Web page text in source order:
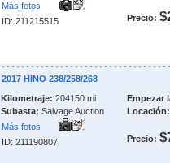
Más fotos
ID: 211215515
Precio:
2017 HINO 238/258/268
Kilometraje: 204150 mi
Subasta: Salvage Auction
Más fotos
ID: 211190807
Empezar
Locación:
Precio: